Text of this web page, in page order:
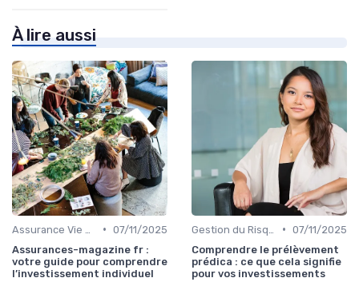
À lire aussi
• 07/11/2025
Assurances-magazine fr :
votre guide pour comprendre
l’investissement individuel
• 07/11/2025
Comprendre le prélèvement
prédica : ce que cela signifie
pour vos investissements